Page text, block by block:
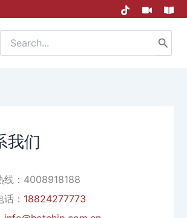
Search
for:
我们
线：4008918188
： 18824277773